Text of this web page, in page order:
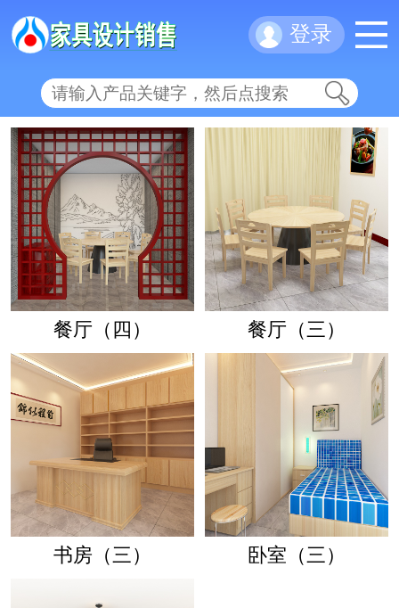
登录
餐厅（四） 餐厅（三）
书房（三） 卧室（三）